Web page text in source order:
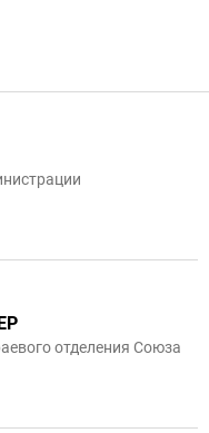
отделения Союза